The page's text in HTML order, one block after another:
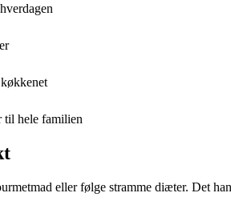
til hele familien
eller følge stramme diæter. Det